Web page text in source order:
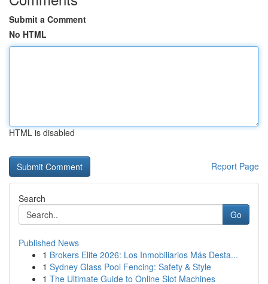
Submit a Comment
No HTML
HTML is disabled
Report Page
Search
Go
Published News
1 Brokers Elite 2026: Los Inmobiliarios Más Desta...
1 Sydney Glass Pool Fencing: Safety & Style
1 The Ultimate Guide to Online Slot Machines